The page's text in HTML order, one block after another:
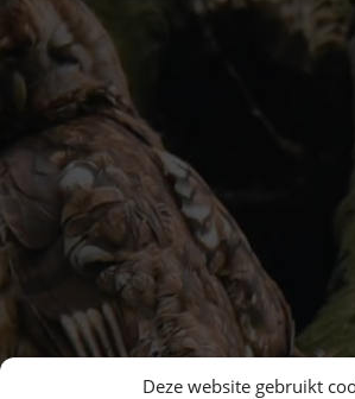
Deze website gebruikt